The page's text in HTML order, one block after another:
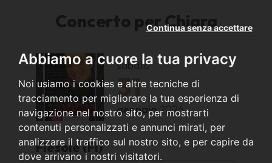
Abbiamo a cuore la tua privacy
Noi usiamo i cookies e altre tecniche di
tracciamento per migliorare la tua esperienza di
navigazione nel nostro sito, per mostrarti
contenuti personalizzati e annunci mirati, per
analizzare il traffico sul nostro sito, e per capire da
dove arrivano i nostri visitatori.
Continua senza accettare
Concerto per Chiara
sabato
31
gennaio 2026
Fiesole (FI)